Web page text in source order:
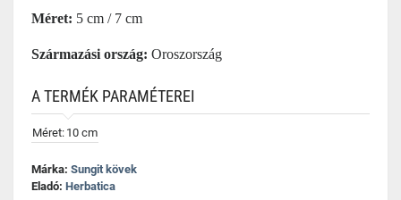
Méret: 5 cm / 7 cm
Származási ország: Oroszország
A TERMÉK PARAMÉTEREI
Méret: 10 cm
Márka: Sungit kövek
Eladó: Herbatica